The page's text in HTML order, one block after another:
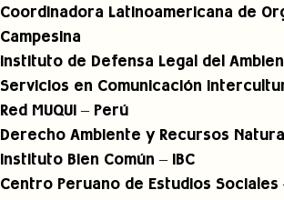
Coordinadora Latinoamericana de
Campesina
Instituto de Defensa Legal del
Servicios en Comunicación
Red MUQUI – Perú
Derecho Ambiente y Recursos
Instituto Bien Común – IBC
Centro Peruano de Estudios Sociales